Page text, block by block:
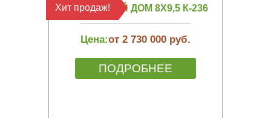
КАРКАСНЫЙ ДОМ 8Х9,5 К-236
Цена:от 2 730 000 руб.
ПОДРОБНЕЕ
Хит продаж!